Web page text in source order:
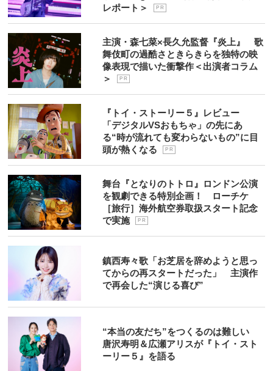
レポート＞
P R
主演・森七菜×長久允監督『炎上』 歌
舞伎町の過酷さときらきらを独特の映
像表現で描いた衝撃作＜出演者コラム
＞
P R
『トイ・ストーリー５』レビュー
「デジタルVSおもちゃ」の先にあ
る“時が流れても変わらないもの”に目
頭が熱くなる
P R
舞台『となりのトトロ』ロンドン公演
を観劇できる特別企画！ ローチケ
［旅行］海外航空券取扱スタート記念
で実施
P R
鎮西寿々歌「お芝居を辞めようと思っ
てからの再スタートだった」 主演作
で再会した“演じる喜び”
“本当の友だち”をつくるのは難しい
唐沢寿明＆広瀬アリスが『トイ・スト
ーリー５』を語る